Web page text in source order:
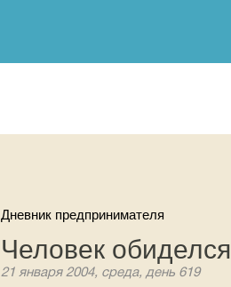
Дневник предпринимателя
Человек
21 января 2004, среда, день 619